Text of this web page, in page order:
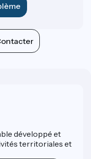
développé et
territoriales et